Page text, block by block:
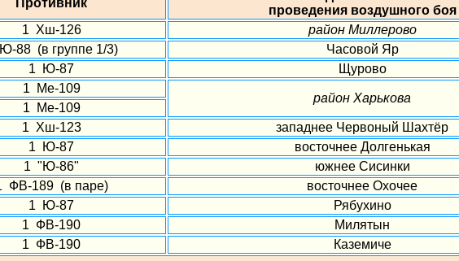
Противник
проведения воздушного боя
1 Хш-126 район Миллерово
88 (в группе 1/3)
Часовой Яр
1 Ю-87
Щурово
1 Ме-109
район Харькова
1 Ме-109
1 Хш-123 западнее Червоный Шахтёр
1 Ю-87
восточнее Долгенькая
1 "Ю-86"
южнее Сисинки
ФВ-189 (в паре)
восточнее Охочее
1 Ю-87
Рябухино
1 ФВ-190 Милятын
1 ФВ-190 Каземиче